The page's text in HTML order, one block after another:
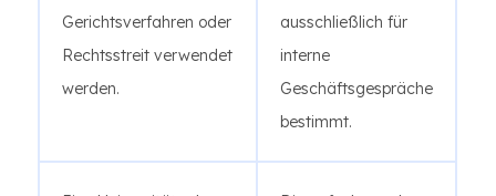
Gerichtsverfahren oder
Rechtsstreit verwendet
werden.
ausschließlich für
interne
Geschäftsgespräche
bestimmt.